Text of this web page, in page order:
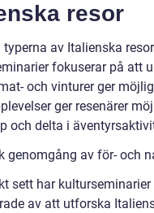
resor
typerna av Italienska
fokuserar på att
och vinturer ger
ger resenärer
och delta i
genomgång av för- och
sett har
av att utforska